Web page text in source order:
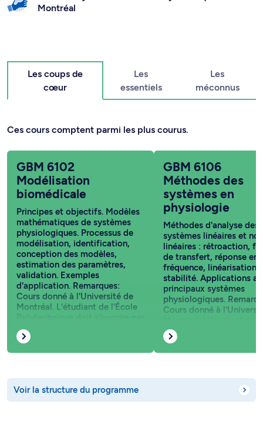
Montréal
Les coups de
cœur
Les
essentiels
Les
méconnus
Ces cours comptent parmi les plus courus.
GBM 6102
Modélisation
biomédicale
Principes et objectifs. Modèles
mathématiques de systèmes
physiologiques. Processus de
modélisation, identification,
conception des modèles,
estimation des paramètres,
validation. Exemples
d'application. Remarques:
Cours donné à l'Université de
Montréal. L'étudiant de l'École
Polytechnique doit s'inscrire par
Autorisation d'études hors
établissement (entente
GBM 6106
Méthodes des
systèmes en
physiologie
Méthodes d'analyse des
systèmes linéaires et non
linéaires : rétroaction,
de transfert, réponse en
fréquence, linéarisation,
stabilité. Applications
principaux systèmes
physiologiques.
Cours donné à
Polytechnique doit
Autorisation d'études
établissement (entente
Voir la structure du programme